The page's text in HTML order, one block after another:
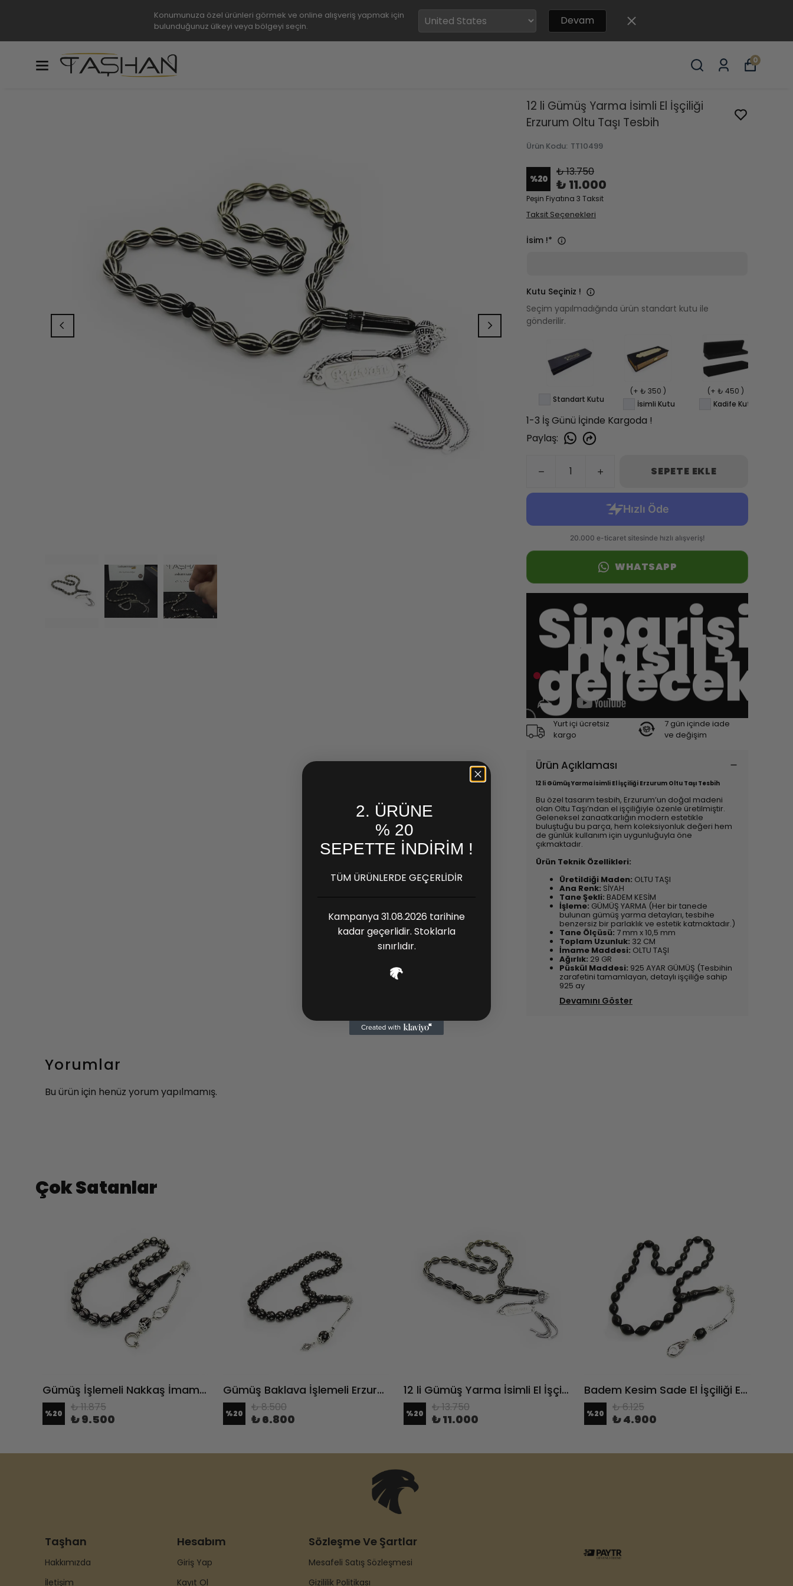
Konumunuza özel ürünleri görmek ve online alışveriş yapmak için
bulunduğunuz ülkeyi veya bölgeyi seçin.
Devam
0
12 li Gümüş Yarma İsimli El İşçiliği
Erzurum Oltu Taşı Tesbih
Ürün Kodu: TT10499
%20
₺ 13.750
₺ 11.000
Peşin Fiyatına 3 Taksit
Taksit Seçenekleri
İsim !*
Kutu Seçiniz !
Seçim yapılmadığında ürün standart kutu ile
gönderilir.
Standart Kutu
(+ ₺ 350 )
İsimli Kutu
(+ ₺ 450 )
Kadife Kutu
1-3 İş Günü İçinde Kargoda !
Paylaş:
SEPETE EKLE
WHATSAPP
nasıl
gelecek?
Yurt içi ücretsiz
kargo
7 gün içinde iade
ve değişim
Ürün Açıklaması
12 li Gümüş Yarma İsimli El İşçiliği Erzurum Oltu Taşı Tesbih
Bu özel tasarım tesbih, Erzurum’un doğal madeni
olan Oltu Taşı’ndan el işçiliğiyle özenle üretilmiştir.
Geleneksel zanaatkarlığın modern estetikle
buluştuğu bu parça, hem koleksiyonluk değeri hem
de günlük kullanım için uygunluğuyla öne
çıkmaktadır.
Ürün Teknik Özellikleri:
Üretildiği Maden: OLTU TAŞI
Ana Renk: SİYAH
Tane Şekli: BADEM KESİM
İşleme: GÜMÜŞ YARMA (Her bir tanede
bulunan gümüş yarma detayları, tesbihe
benzersiz bir parlaklık ve estetik katmaktadır.)
Tane Ölçüsü: 7 mm x 10,5 mm
Toplam Uzunluk: 32 CM
İmame Maddesi: OLTU TAŞI
Ağırlık: 29 GR
Püskül Maddesi: 925 AYAR GÜMÜŞ (Tesbihin
zarafetini tamamlayan, detaylı işçiliğe sahip
925 ay
Devamını Göster
Yorumlar
Bu ürün için henüz yorum yapılmamış.
Çok Satanlar
Gümüş İşlemeli Nakkaş İmameli Erzurum Oltu Taşı Tesbih
%20 ₺ 11.875
₺ 9.500
Gümüş Baklava İşlemeli Erzurum Oltu Taşı Tesbih
%20 ₺ 8.500
₺ 6.800
12 li Gümüş Yarma İsimli El İşçiliği Erzurum Oltu Taşı Tesbih
%20 ₺ 13.750
₺ 11.000
Badem Kesim Sade El İşçiliği Erzurum Oltu Taşı Tesbih
%20 ₺ 6.125
₺ 4.900
Taşhan
Hakkımızda
İletişim
Hesabım
Giriş Yap
Kayıt Ol
Sözleşme Ve Şartlar
Mesafeli Satış Sözleşmesi
Gizililik Politikası
2. ÜRÜNE
% 20
SEPETTE İNDİRİM !
TÜM ÜRÜNLERDE GEÇERLİDİR
Kampanya 31.08.2026 tarihine
kadar geçerlidir. Stoklarla
sınırlıdır.